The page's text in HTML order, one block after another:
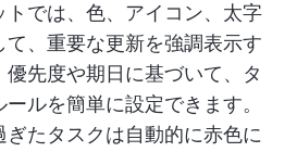
では、色、アイコン、太字
、重要な更新を強調表示す
先度や期日に基づいて、タ
ルを簡単に設定できます。
たタスクは自動的に赤色に